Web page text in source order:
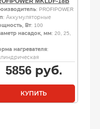
: PROFIPOWER
: Аккумуляторные
Вт: 100
насадок, мм: 20, 25,
нагревателя:
5856руб.
КУПИТЬ